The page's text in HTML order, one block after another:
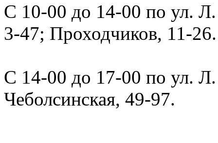
С 10-00 до 14-00 по ул. Л.
3-47; Проходчиков, 11-26.
С 14-00 до 17-00 по ул. Л.
Чеболсинская, 49-97.